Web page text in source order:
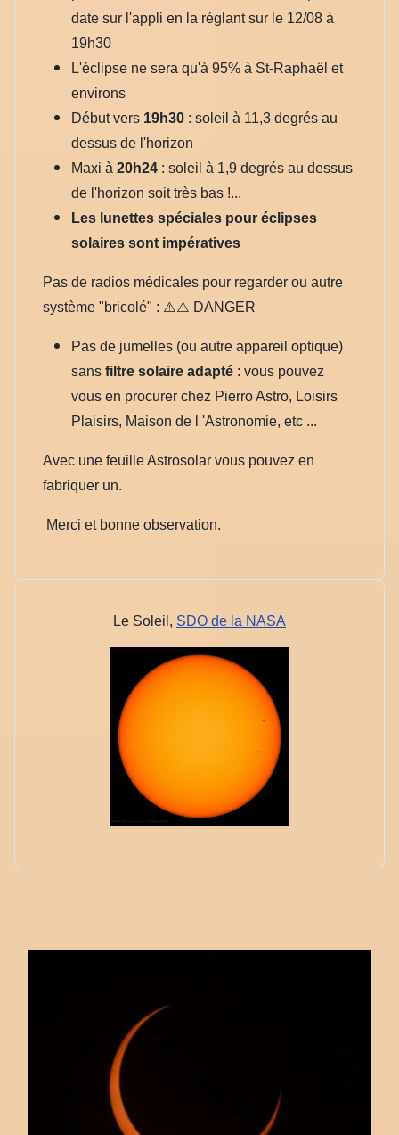
date sur l'appli en la réglant sur le 12/08 à
19h30
L'éclipse ne sera qu'à 95% à St-Raphaël et
environs
Début vers 19h30 : soleil à 11,3 degrés au
dessus de l'horizon
Maxi à 20h24 : soleil à 1,9 degrés au dessus
de l'horizon soit très bas !...
Les lunettes spéciales pour éclipses
solaires sont impératives
Pas de radios médicales pour regarder ou autre
système "bricolé" : ⚠️⚠️ DANGER
Pas de jumelles (ou autre appareil optique)
sans filtre solaire adapté : vous pouvez
vous en procurer chez Pierro Astro, Loisirs
Plaisirs, Maison de l 'Astronomie, etc ...
Avec une feuille Astrosolar vous pouvez en
fabriquer un.
Merci et bonne observation.
Le Soleil, SDO de la NASA